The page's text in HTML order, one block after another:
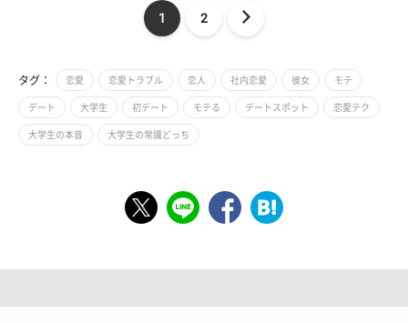
1 2
タグ： 恋愛 恋愛トラブル 恋人 社内恋愛 彼女 モテ
デート 大学生 初デート モテる デートスポット 恋愛テク
大学生の本音 大学生の常識どっち